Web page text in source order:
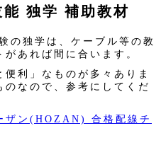
独学 補助教材
の独学は、ケーブル等の教
あれば間に合います。
利」なものが多々ありま
のなので、参考にしてくだ
ザン(HOZAN) 合格配線チ